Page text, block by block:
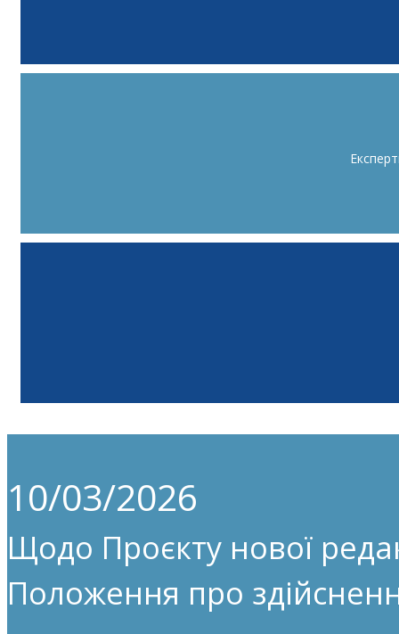
10/03/2026
Щодо Проєкту нової
Положення про